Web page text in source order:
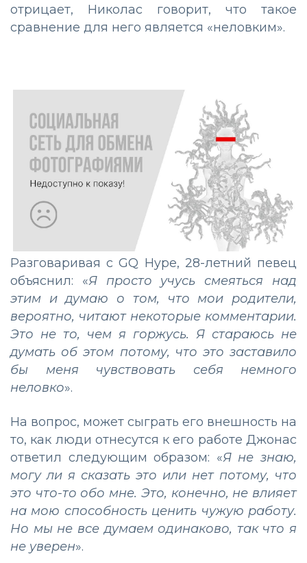
отрицает, Николас говорит, что такое
сравнение для него является «неловким».
Разговаривая с GQ Hype, 28-летний певец
объяснил: «Я просто учусь смеяться над
этим и думаю о том, что мои родители,
вероятно, читают некоторые комментарии.
Это не то, чем я горжусь. Я стараюсь не
думать об этом потому, что это заставило
бы меня чувствовать себя немного
неловко».
На вопрос, может сыграть его внешность на
то, как люди отнесутся к его работе Джонас
ответил следующим образом: «Я не знаю,
могу ли я сказать это или нет потому, что
это что-то обо мне. Это, конечно, не влияет
на мою способность ценить чужую работу.
Но мы не все думаем одинаково, так что я
не уверен».